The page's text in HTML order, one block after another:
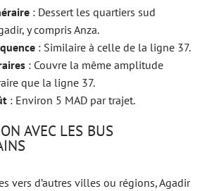
: Dessert les quartiers sud
y compris Anza.
: Similaire à celle de la ligne 37.
: Couvre la même amplitude
que la ligne 37.
: Environ 5 MAD par trajet.
AVEC LES BUS
vers d’autres villes ou régions, Agadir